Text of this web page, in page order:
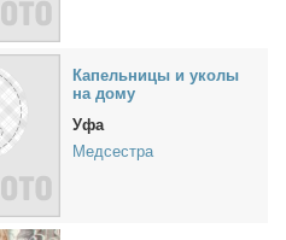
Ка­пель­ни­цы и уко­лы
на до­му
Уфа
Медсестра